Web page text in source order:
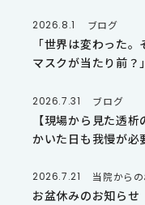
2026.8.1 ブログ
「世界は変わった
マスクが当たり前？」
2026.7.31 ブログ
【現場から見た透
かいた日も我慢が必
2026.7.21 当院から
お盆休みのお知らせ